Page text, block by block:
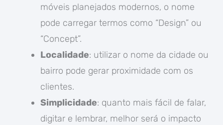
móveis planejados modernos, o nome
pode carregar termos como “Design” ou
“Concept”.
Localidade: utilizar o nome da cidade ou
bairro pode gerar proximidade com os
clientes.
Simplicidade: quanto mais fácil de falar,
digitar e lembrar, melhor será o impacto